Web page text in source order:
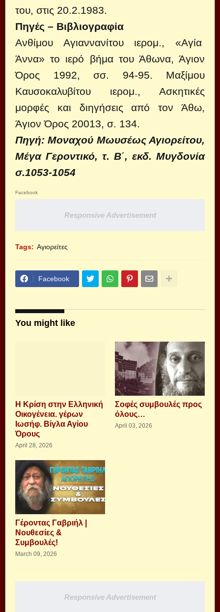
του, στις 20.2.1983.
Πηγές – Βιβλιογραφία
Ανθίμου Αγιαννανίτου ιερομ., «Αγία
Άννα» το ιερό βήμα του Άθωνα, Άγιον
Όρος 1992, σσ. 94-95. Μαξίμου
Καυσοκαλυβίτου ιερομ., Ασκητικές
μορφές και διηγήσεις από τον Άθω,
Άγιον Όρος 20013, σ. 134.
Πηγή: Μοναχού Μωυσέως Αγιορείτου,
Μέγα Γεροντικό, τ. Β΄, εκδ. Μυγδονία
σ.1053-1054
Facebook
Responsive Advertisement
Tags: Αγιορείτες
Facebook
You might like
Η Κρίση στην Ελληνική
Οικογένεια. γέρων
Ιωσήφ. Βίγλα Αγίου
Όρους
April 28, 2026
Σοφές συμβουλές προς
όλους…
April 03, 2026
Γέροντας Γαβριήλ |
Νουθεσίες &
Συμβουλές!
March 09, 2026
Responsive Advertisement